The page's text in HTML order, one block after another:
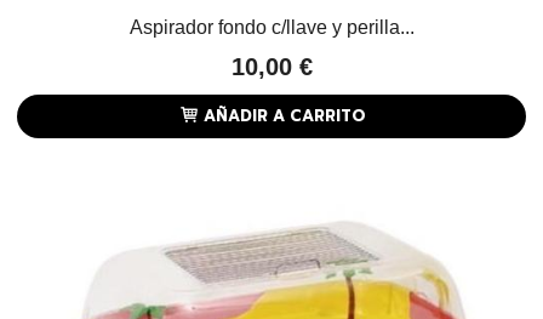
Aspirador fondo c/llave y perilla...
10,00 €
AÑADIR A CARRITO